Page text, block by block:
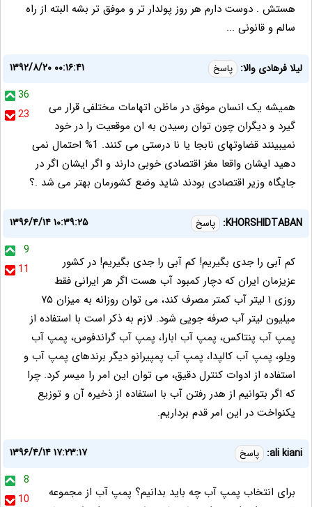
هستش . دوست دارم هر روز پولدار تر و موفق تر بشه البته از راه
سالم و قانونی ...
لیلا فرهادی والا: پاسخ
۱۳۹۲/۸/۲۰ ۰۰:۱۶:۴۱
36
23
همیشه یک انسان موفق در ماظن اتهامات مختلفی قرار می
گیرد و دیگران چون توان رسیدن به ان موقعیت را در خود
نمیبینند قضاوتهای نابجا یا نا درستی می کنند. 1% احتمال نمی
دهید ایشان واقعا مغز اقتصادی خوبی دارند و اگر ایشان اگر در
جایگاه وزیر اقتصادی بودند شاید وضع کشورمان بهتر می شد .؟
KHORSHIDTABAN: پاسخ
۱۳۹۶/۴/۱۴ ۱۰:۳۹:۲۵
9
11
کم آبی را جدی بگیریم! کم آبی را جدی بگیریم! در کشور
عزیزمان ایران که دچار کمبود آب هست اگر هر ایرانی فقط
روزی ۱ لیتر آب کمتر مصرف کند، می توان روزانه به میزان ۷۵
میلیون لیتر آب صرفه جویی شود. لازم به ذکر است با استفاده از
پمپ آب پنتاکس، پمپ آب ابارا، پمپ آب گراندفوس، پمپ آب
ویلو، پمپ آب کالپدا، پمپ آب پمپیرانو دیگر برندهای پمپ آب و
استفاده از ادوات کنترل دقیق، می توان این امر را میسر کرد. چرا
که اگر بتوانیم از هدر رفتن آب با استفاده از ذخیره آن و توزیع
یکنواخت در این امر قدم برداریم.
ali kiani: پاسخ
۱۳۹۶/۴/۱۴ ۱۷:۲۳:۱۷
8
10
برای انتخاب پمپ آب چه باید بدانیم؟ پمپ آب از مجموعه